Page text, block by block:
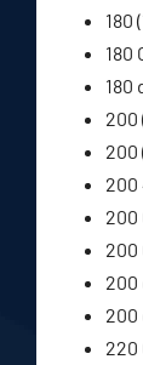
180
180
180
200
200
200
200
200
200
200
220